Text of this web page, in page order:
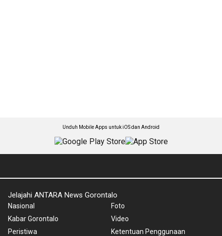
Unduh Mobile Apps untuk iOS dan Android
Jelajahi ANTARA News Gorontalo
Nasional
Kabar Gorontalo
Peristiwa
Foto
Video
Ketentuan Penggunaan